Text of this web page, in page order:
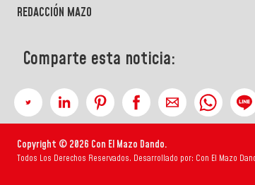
REDACCIÓN MAZO
Comparte esta noticia:
Copyright © 2026 Con El Mazo Dando.
Todos Los Derechos Reservados. Desarrollado por: Con El Mazo